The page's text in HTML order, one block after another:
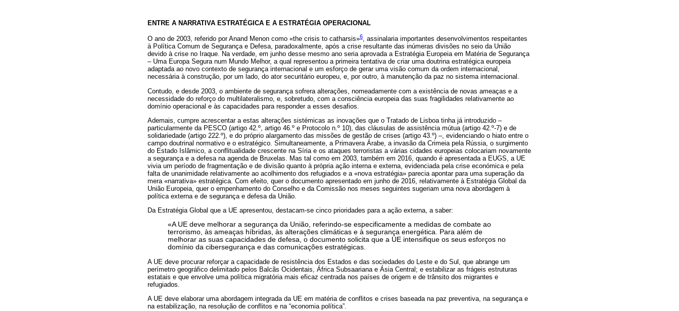
ENTRE A NARRATIVA ESTRATÉGICA E A ESTRATÉGIA OPERACIONAL
O ano de 2003, referido por Anand Menon como «the crisis to catharsis»6, assinalaria importantes desenvolvimentos respeitantes
à Política Comum de Segurança e Defesa, paradoxalmente, após a crise resultante das inúmeras divisões no seio da União
devido à crise no Iraque. Na verdade, em junho desse mesmo ano seria aprovada a Estratégia Europeia em Matéria de Segurança
– Uma Europa Segura num Mundo Melhor, a qual representou a primeira tentativa de criar uma doutrina estratégica europeia
adaptada ao novo contexto de segurança internacional e um esforço de gerar uma visão comum da ordem internacional,
necessária à construção, por um lado, do ator securitário europeu, e, por outro, à manutenção da paz no sistema internacional.
Contudo, e desde 2003, o ambiente de segurança sofrera alterações, nomeadamente com a existência de novas ameaças e a
necessidade do reforço do multilateralismo, e, sobretudo, com a consciência europeia das suas fragilidades relativamente ao
domínio operacional e às capacidades para responder a esses desafios.
Ademais, cumpre acrescentar a estas alterações sistémicas as inovações que o Tratado de Lisboa tinha já introduzido –
particularmente da PESCO (artigo 42.º, artigo 46.º e Protocolo n.º 10), das cláusulas de assistência mútua (artigo 42.º-7) e de
solidariedade (artigo 222.º), e do próprio alargamento das missões de gestão de crises (artigo 43.º) –, evidenciando o hiato entre o
campo doutrinal normativo e o estratégico. Simultaneamente, a Primavera Árabe, a invasão da Crimeia pela Rússia, o surgimento
do Estado Islâmico, a conflitualidade crescente na Síria e os ataques terroristas a várias cidades europeias colocariam novamente
a segurança e a defesa na agenda de Bruxelas. Mas tal como em 2003, também em 2016, quando é apresentada a EUGS, a UE
vivia um período de fragmentação e de divisão quanto à própria ação interna e externa, evidenciada pela crise económica e pela
falta de unanimidade relativamente ao acolhimento dos refugiados e a «nova estratégia» parecia apontar para uma superação da
mera «narrativa» estratégica. Com efeito, quer o documento apresentado em junho de 2016, relativamente à Estratégia Global da
União Europeia, quer o empenhamento do Conselho e da Comissão nos meses seguintes sugeriam uma nova abordagem à
política externa e de segurança e defesa da União.
Da Estratégia Global que a UE apresentou, destacam-se cinco prioridades para a ação externa, a saber:
«A UE deve melhorar a segurança da União, referindo-se especificamente a medidas de combate ao
terrorismo, às ameaças híbridas, às alterações climáticas e à segurança energética. Para além de
melhorar as suas capacidades de defesa, o documento solicita que a UE intensifique os seus esforços no
domínio da cibersegurança e das comunicações estratégicas.
A UE deve procurar reforçar a capacidade de resistência dos Estados e das sociedades do Leste e do Sul, que abrange um
perímetro geográfico delimitado pelos Balcãs Ocidentais, África Subsaariana e Ásia Central; e estabilizar as frágeis estruturas
estatais e que envolve uma política migratória mais eficaz centrada nos países de origem e de trânsito dos migrantes e
refugiados.
A UE deve elaborar uma abordagem integrada da UE em matéria de conflitos e crises baseada na paz preventiva, na segurança e
na estabilização, na resolução de conflitos e na “economia política”.